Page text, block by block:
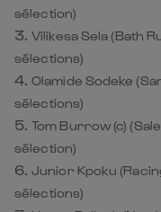
sélection)
Vilikesa Sela (Bath
sélections)
Olamide Sodeke
sélections)
Tom Burrow (c)
sélection)
Junior Kpoku
sélections)